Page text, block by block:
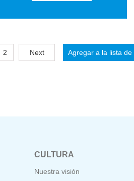
2 Next
CULTURA
Nuestra visión